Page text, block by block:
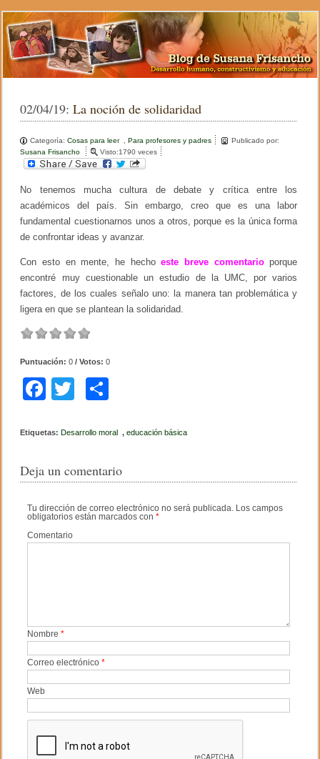
02/04/19:La noción de solidaridad
Categoría:Cosas para leer ,Para profesores y padres
Publicado por:
Susana Frisancho
Visto:1790 veces
No tenemos mucha cultura de debate y crítica entre los
académicos del país. Sin embargo, creo que es una labor
fundamental cuestionarnos unos a otros, porque es la única forma
de confrontar ideas y avanzar.
Con esto en mente, he hechoeste breve comentarioporque
encontré muy cuestionable un estudio de la UMC, por varios
factores, de los cuales señalo uno: la manera tan problemática y
ligera en que se plantean la solidaridad.
Puntuación:0 / Votos:0
F
c
b
o
o
k
tt
m
ar
tir
Etiquetas: Desarrollo moral ,educación básica
Deja un comentario
Tu dirección de correo electrónico no será publicada. Los campos
obligatorios están marcados con*
Comentario
Nombre*
Correo electrónico*
Web